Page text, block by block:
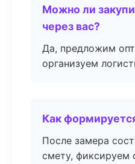
Можно ли
через вас?
Да, предложим
организуем
Как
После замера
смету, фиксируем